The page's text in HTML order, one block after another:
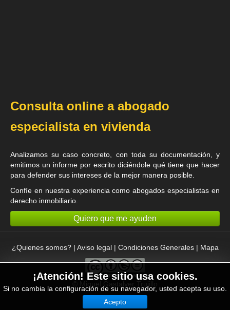
¡Atención! Este sitio usa cookies.
Si no cambia la configuración de su navegador, usted acepta su uso.
Acepto
Consulta online a abogado
especialista en vivienda
Analizamos su caso concreto, con toda su documentación, y
emitimos un informe por escrito diciéndole qué tiene que hacer
para defender sus intereses de la mejor manera posible.
Confíe en nuestra experiencia comoabogados especialistas en
derecho inmobiliario
Quiero que me ayuden
¿Quienes somos?| Aviso legal| Condiciones Generales| Mapa